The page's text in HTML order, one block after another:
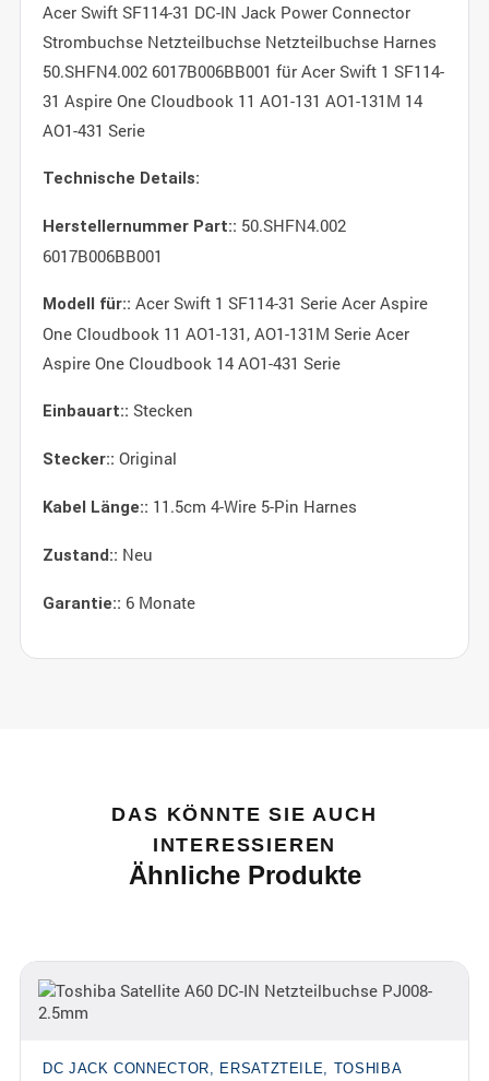
Acer Swift SF114-31 DC-IN Jack Power Connector
Strombuchse Netzteilbuchse Netzteilbuchse Harnes
50.SHFN4.002 6017B006BB001 für Acer Swift 1 SF114-
31 Aspire One Cloudbook 11 AO1-131 AO1-131M 14
AO1-431 Serie
Technische Details:
Herstellernummer Part:: 50.SHFN4.002
6017B006BB001
Modell für:: Acer Swift 1 SF114-31 Serie Acer Aspire
One Cloudbook 11 AO1-131, AO1-131M Serie Acer
Aspire One Cloudbook 14 AO1-431 Serie
Einbauart:: Stecken
Stecker:: Original
Kabel Länge:: 11.5cm 4-Wire 5-Pin Harnes
Zustand:: Neu
Garantie:: 6 Monate
DAS KÖNNTE SIE AUCH
INTERESSIEREN
Ähnliche Produkte
DC JACK CONNECTOR, ERSATZTEILE, TOSHIBA